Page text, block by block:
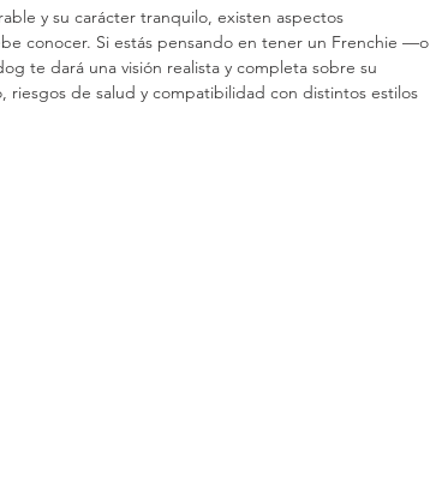
y su carácter tranquilo, existen aspectos
conocer. Si estás pensando en tener un Frenchie —o
te dará una visión realista y completa sobre su
de salud y compatibilidad con distintos estilos